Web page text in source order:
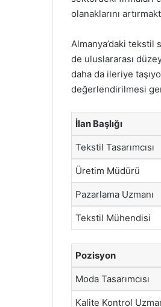
olanaklarını
Almanya’daki tekstil
de uluslararası
daha da ileriye
değerlendirilmesi
İlan Başlığı
Tekstil Tasarımcısı
Üretim Müdürü
Pazarlama Uzmanı
Tekstil Mühendisi
Pozisyon
Moda Tasarımcısı
Kalite Kontrol